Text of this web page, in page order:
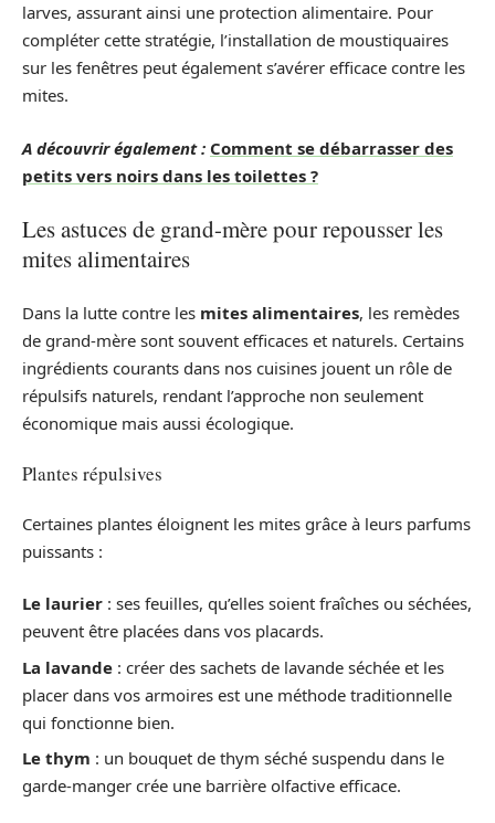
larves, assurant ainsi une protection alimentaire. Pour
compléter cette stratégie, l’installation de moustiquaires
sur les fenêtres peut également s’avérer efficace contre les
mites.
A découvrir également : Comment se débarrasser des
petits vers noirs dans les toilettes ?
Les astuces de grand-mère pour repousser les
mites alimentaires
Dans la lutte contre les mites alimentaires, les remèdes
de grand-mère sont souvent efficaces et naturels. Certains
ingrédients courants dans nos cuisines jouent un rôle de
répulsifs naturels, rendant l’approche non seulement
économique mais aussi écologique.
Plantes répulsives
Certaines plantes éloignent les mites grâce à leurs parfums
puissants :
Le laurier : ses feuilles, qu’elles soient fraîches ou séchées,
peuvent être placées dans vos placards.
La lavande : créer des sachets de lavande séchée et les
placer dans vos armoires est une méthode traditionnelle
qui fonctionne bien.
Le thym : un bouquet de thym séché suspendu dans le
garde-manger crée une barrière olfactive efficace.